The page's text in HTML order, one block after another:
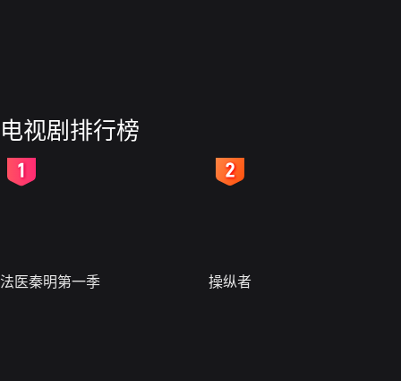
电视剧排行榜
法医秦明第一季 操纵者